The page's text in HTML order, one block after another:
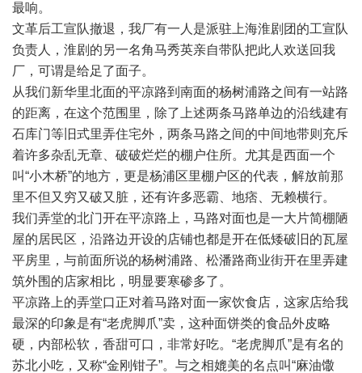
最响。
文革后工宣队撤退，我厂有一人是派驻上海淮剧团的工宣队
负责人，淮剧的另一名角马秀英亲自带队把此人欢送回我
厂，可谓是给足了面子。
从我们新华里北面的平凉路到南面的杨树浦路之间有一站路
的距离，在这个范围里，除了上述两条马路单边的沿线建有
石库门等旧式里弄住宅外，两条马路之间的中间地带则充斥
着许多杂乱无章、破破烂烂的棚户住所。尤其是西面一个
叫“小木桥”的地方，更是杨浦区里棚户区的代表，解放前那
里不但又穷又破又脏，还有许多恶霸、地痞、无赖横行。
我们弄堂的北门开在平凉路上，马路对面也是一大片简棚陋
屋的居民区，沿路边开设的店铺也都是开在低矮破旧的瓦屋
平房里，与前面所说的杨树浦路、松潘路商业街开在里弄建
筑外围的店家相比，明显要寒碜多了。
平凉路上的弄堂口正对着马路对面一家饮食店，这家店给我
最深的印象是有“老虎脚爪”卖，这种面饼类的食品外皮略
硬，内部松软，香甜可口，非常好吃。“老虎脚爪”是有名的
苏北小吃，又称“金刚钳子”。与之相媲美的名点叫“麻油馓